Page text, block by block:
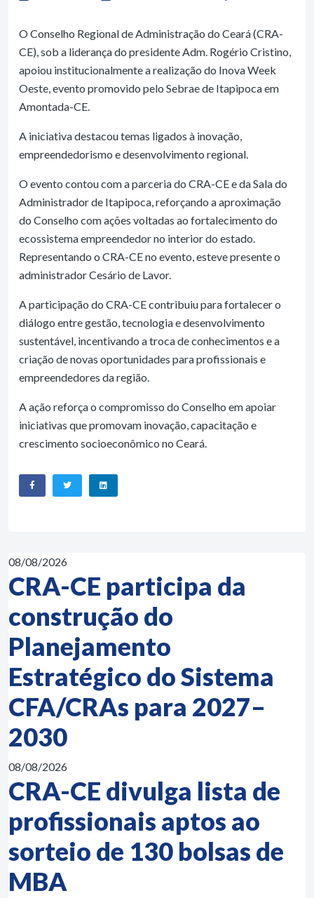
O Conselho Regional de Administração do Ceará (CRA-
CE), sob a liderança do presidente Adm. Rogério Cristino,
apoiou institucionalmente a realização do Inova Week
Oeste, evento promovido pelo Sebrae de Itapipoca em
Amontada-CE.
A iniciativa destacou temas ligados à inovação,
empreendedorismo e desenvolvimento regional.
O evento contou com a parceria do CRA-CE e da Sala do
Administrador de Itapipoca, reforçando a aproximação
do Conselho com ações voltadas ao fortalecimento do
ecossistema empreendedor no interior do estado.
Representando o CRA-CE no evento, esteve presente o
administrador Cesário de Lavor.
A participação do CRA-CE contribuiu para fortalecer o
diálogo entre gestão, tecnologia e desenvolvimento
sustentável, incentivando a troca de conhecimentos e a
criação de novas oportunidades para profissionais e
empreendedores da região.
A ação reforça o compromisso do Conselho em apoiar
iniciativas que promovam inovação, capacitação e
crescimento socioeconômico no Ceará.
08/08/2026
CRA-CE participa da
construção do
Planejamento
Estratégico do Sistema
CFA/CRAs para 2027–
2030
08/08/2026
CRA-CE divulga lista de
profissionais aptos ao
sorteio de 130 bolsas de
MBA